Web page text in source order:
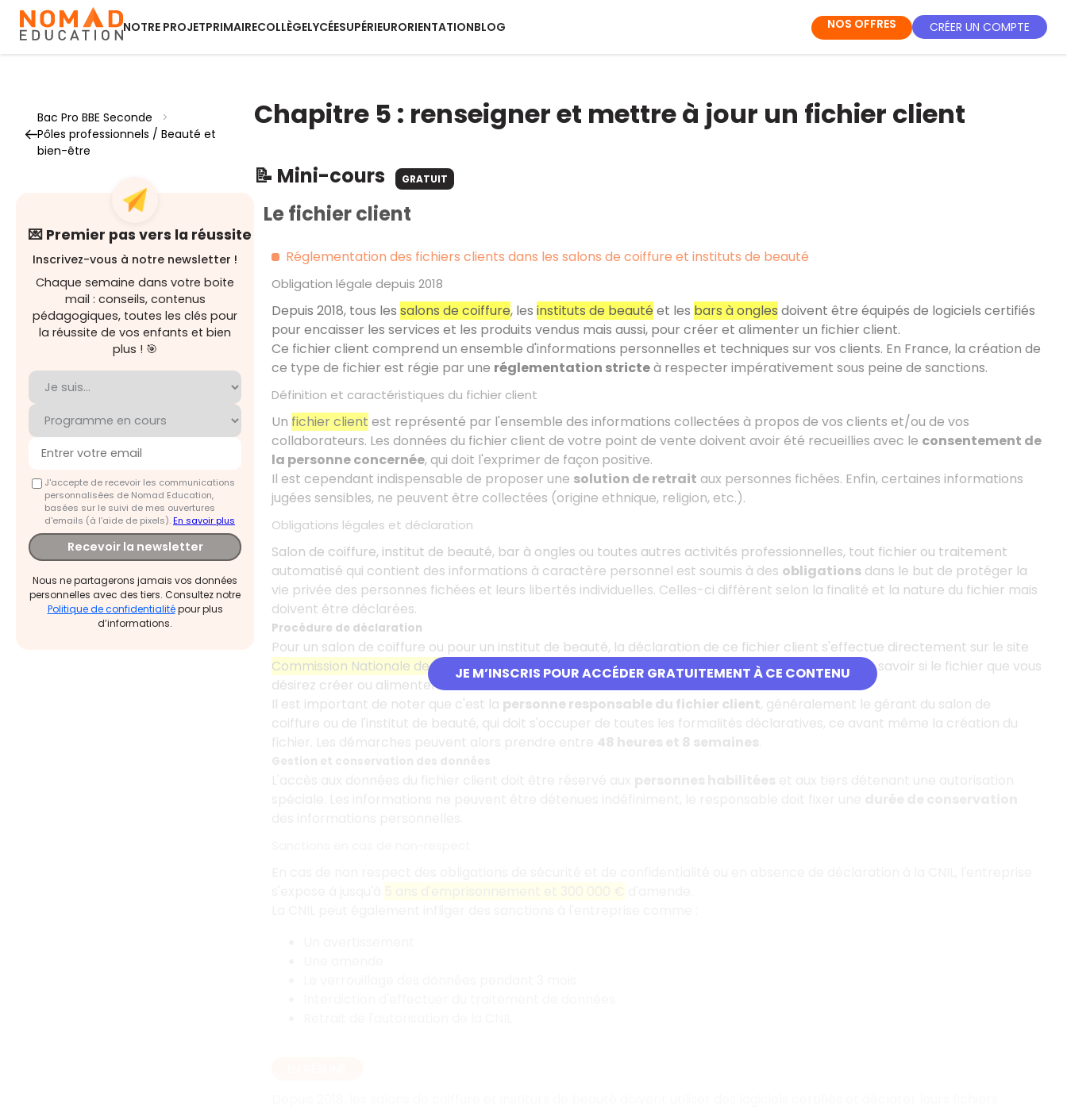
NOTRE PROJETPRIMAIRECOLLÈGELYCÉESUPÉRIEURORIENTATIONBLOG NOS OFFRES CRÉER UN COMPTE
Bac Pro BBE Seconde
>
Pôles professionnels / Beauté et
bien-être
💌 Premier pas vers la réussite
Inscrivez-vous à notre newsletter !
Chaque semaine dans votre boite
mail : conseils, contenus
pédagogiques, toutes les clés pour
la réussite de vos enfants et bien
plus ! 🎯
J'accepte de recevoir les communications
personnalisées de Nomad Education,
basées sur le suivi de mes ouvertures
d'emails (à l’aide de pixels).En savoir plus
Recevoir la newsletter
Nous ne partagerons jamais vos données
personnelles avec des tiers. Consultez notre
Politique de confidentialitépour plus
d’informations.
Chapitre 5 : renseigner et mettre à jour un fichier client
📝 Mini-cours GRATUIT
JE M’INSCRIS POUR ACCÉDER GRATUITEMENT À CE CONTENU
Le fichier client
Réglementation des fichiers clients dans les salons de coiffure et instituts de beauté
Obligation légale depuis 2018
Depuis 2018, tous les salons de coiffure, les instituts de beauté et les bars à ongles doivent être équipés de logiciels certifiés
pour encaisser les services et les produits vendus mais aussi, pour créer et alimenter un fichier client.
Ce fichier client comprend un ensemble d'informations personnelles et techniques sur vos clients. En France, la création de
ce type de fichier est régie par une réglementation stricteà respecter impérativement sous peine de sanctions.
Définition et caractéristiques du fichier client
Un fichier client est représenté par l'ensemble des informations collectées à propos de vos clients et/ou de vos
collaborateurs. Les données du fichier client de votre point de vente doivent avoir été recueillies avec le consentement de
la personne concernée, qui doit l'exprimer de façon positive.
Il est cependant indispensable de proposer une solution de retrait aux personnes fichées. Enfin, certaines informations
jugées sensibles, ne peuvent être collectées (origine ethnique, religion, etc.).
Obligations légales et déclaration
Salon de coiffure, institut de beauté, bar à ongles ou toutes autres activités professionnelles, tout fichier ou traitement
automatisé qui contient des informations à caractère personnel est soumis à des obligationsdans le but de protéger la
vie privée des personnes fichées et leurs libertés individuelles. Celles-ci diffèrent selon la finalité et la nature du fichier mais
doivent être déclarées.
Procédure de déclaration
Pour un salon de coiffure ou pour un institut de beauté, la déclaration de ce fichier client s'effectue directement sur le site
Commission Nationale de l'Informatique et des Libertés (CNIL). En quelques clics, il est possible de savoir si le fichier que vous
désirez créer ou alimenter doit être déclaré ou non.
Il est important de noter que c'est la personne responsable du fichier client, généralement le gérant du salon de
coiffure ou de l'institut de beauté, qui doit s'occuper de toutes les formalités déclaratives, ce avant même la création du
fichier. Les démarches peuvent alors prendre entre 48 heures et 8 semaines